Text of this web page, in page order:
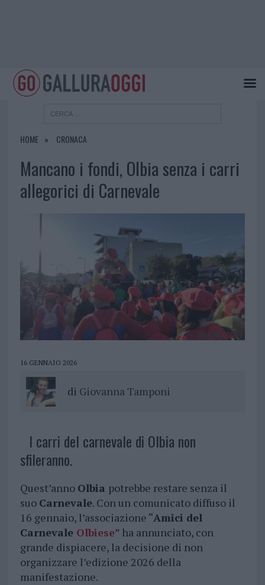
HOME CRONACA
Mancano i fondi, Olbia senza i carri
allegorici di Carnevale
16 GENNAIO 2026
di Giovanna Tamponi
I carri del carnevale di Olbia non
sfileranno.
Quest’anno Olbia potrebbe restare senza il
suo Carnevale. Con un comunicato diffuso il
16 gennaio, l’associazione “Amici del
Carnevale Olbiese” ha annunciato, con
grande dispiacere, la decisione di non
organizzare l’edizione 2026 della
manifestazione.